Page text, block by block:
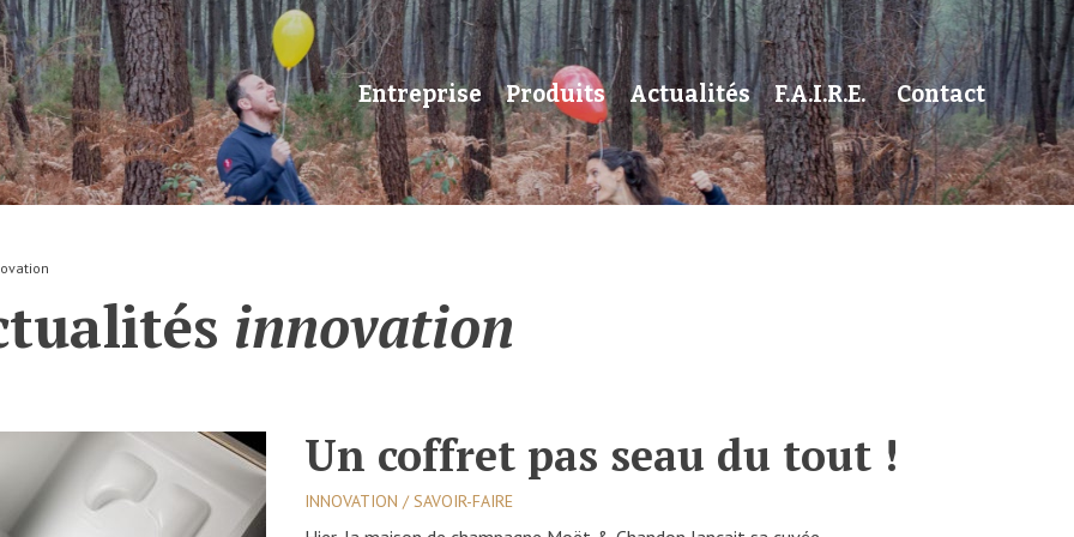
Entreprise Produits Actualités F.A.I.R.E. Contact
innovation
Un coffret pas seau du tout !
INNOVATION / SAVOIR-FAIRE